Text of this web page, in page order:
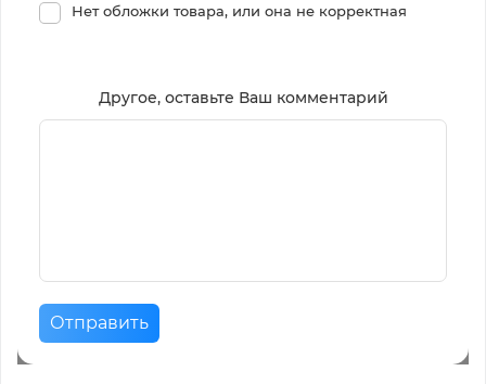
Нет обложки товара, или она не корректная
Другое, оставьте Ваш комментарий
Отправить